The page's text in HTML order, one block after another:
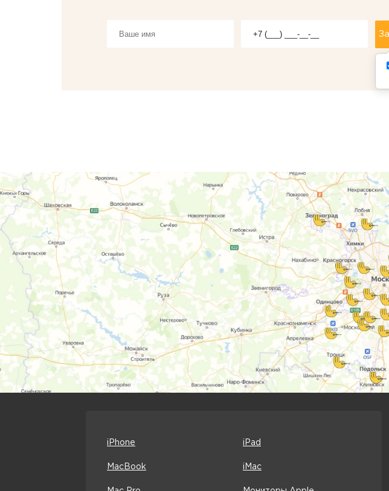
iPhone iPad
MacBook iMac